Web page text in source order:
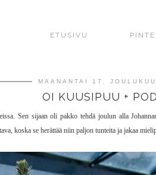
ETUSIVU
MAANANTAI 17.
OI KUUSIPUU +
Sen sijaan oli pakko tehdä joulun alla
koska se herättää niin paljon tunteita ja jakaa